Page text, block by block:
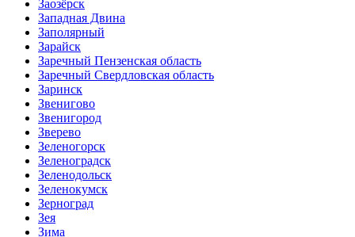
Заозёрск
Западная Двина
Заполярный
Зарайск
Заречный Пензенская область
Заречный Свердловская область
Заринск
Звенигово
Звенигород
Зверево
Зеленогорск
Зеленоградск
Зеленодольск
Зеленокумск
Зерноград
Зея
Зима